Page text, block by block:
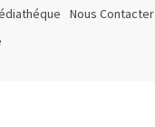
Nous Contacter